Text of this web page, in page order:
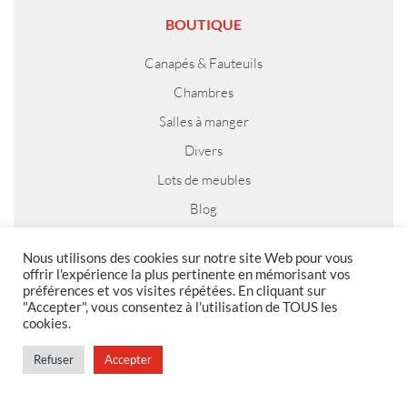
BOUTIQUE
Canapés & Fauteuils
Chambres
Salles à manger
Divers
Lots de meubles
Blog
MENTIONS LEGALES
Politique de confidentialité
Conditions générales de vente
Nous utilisons des cookies sur notre site Web pour vous
offrir l'expérience la plus pertinente en mémorisant vos
préférences et vos visites répétées. En cliquant sur
"Accepter", vous consentez à l'utilisation de TOUS les
cookies.
Refuser Accepter